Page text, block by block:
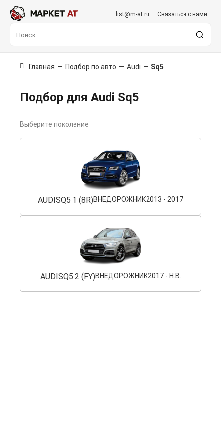
list@m-at.ru Связаться с нами
Главная — Подбор по авто — Audi — Sq5
Подбор для Audi Sq5
Выберите поколение
AUDISQ5 1 (8R)ВНЕДОРОЖНИК2013 - 2017
AUDISQ5 2 (FY)ВНЕДОРОЖНИК2017 - Н.В.